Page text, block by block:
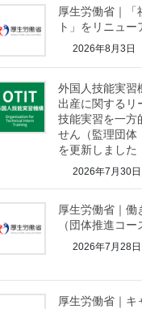
厚生労働省｜「
ト」をリニュー
2026年8月3日
外国人技能実習
出産に関するリ
技能実習を一方
せん（監理団体
を更新しました
2026年7月30日
厚生労働省｜働
（団体推進コー
2026年7月28日
厚生労働省｜キ